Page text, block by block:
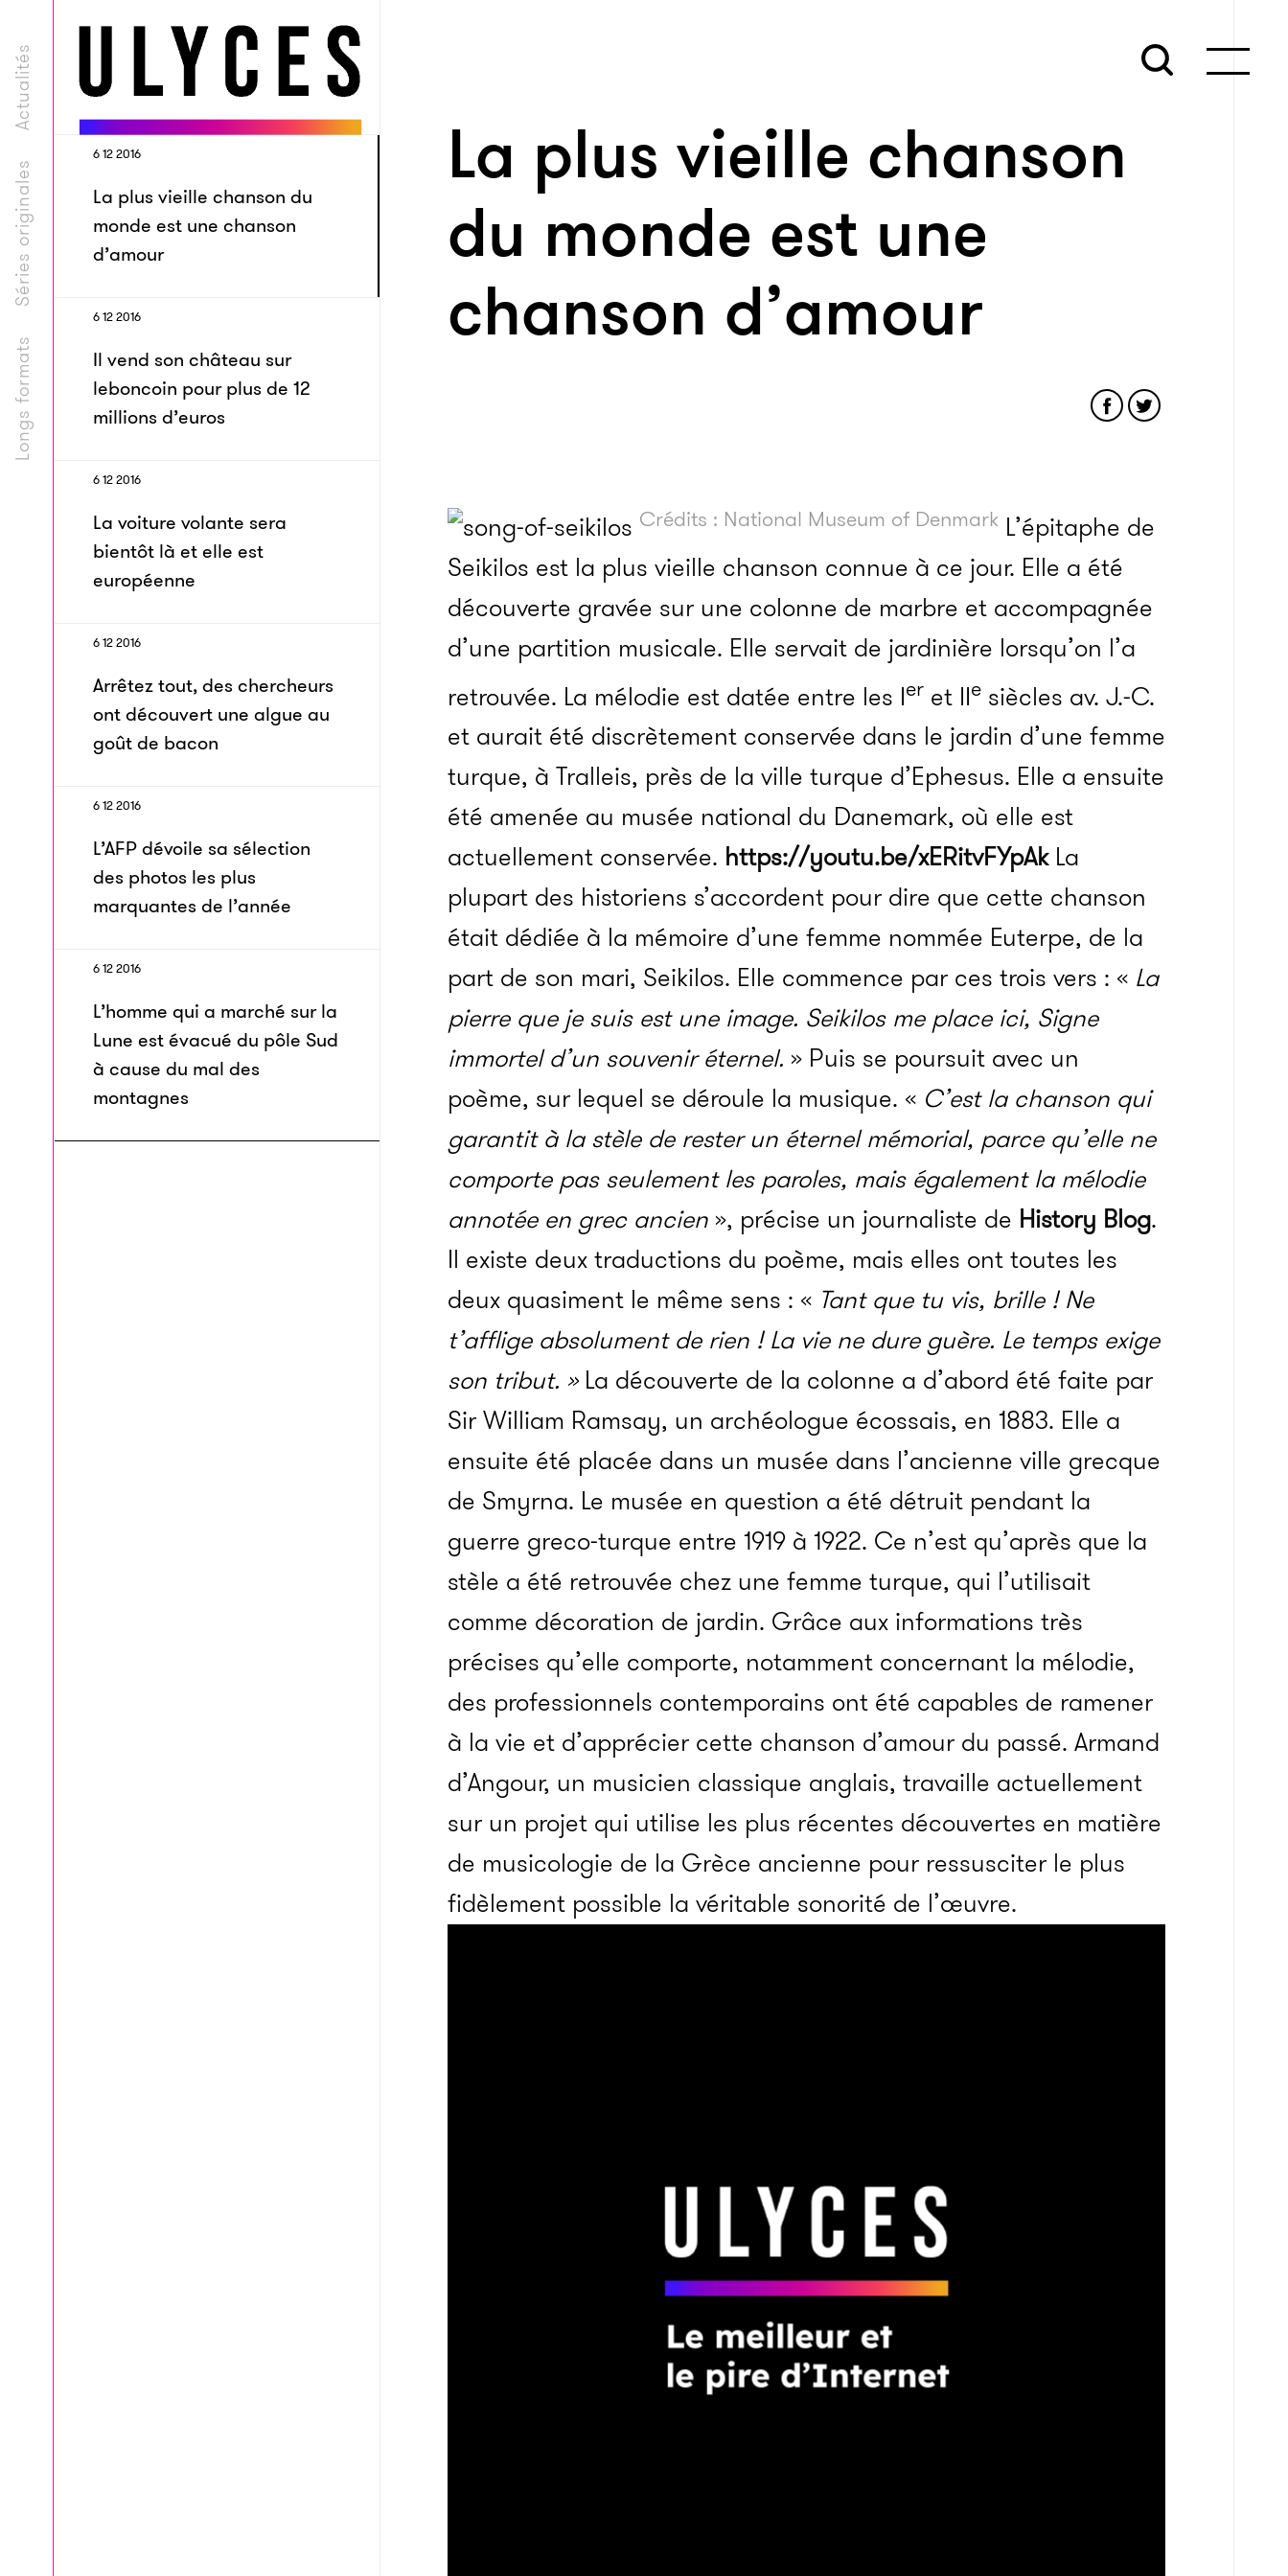
Longs formats
Séries originales
Actualités
6 12 2016
La plus vieille chanson du
monde est une chanson
d’amour
6 12 2016
Il vend son château sur
leboncoin pour plus de 12
millions d’euros
6 12 2016
La voiture volante sera
bientôt là et elle est
européenne
6 12 2016
Arrêtez tout, des chercheurs
ont découvert une algue au
goût de bacon
6 12 2016
L’AFP dévoile sa sélection
des photos les plus
marquantes de l’année
6 12 2016
L’homme qui a marché sur la
Lune est évacué du pôle Sud
à cause du mal des
montagnes
La plus vieille chanson
du monde est une
chanson d’amour
Crédits : National Museum of Denmark L’épitaphe de
Seikilos est la plus vieille chanson connue à ce jour. Elle a été
découverte gravée sur une colonne de marbre et accompagnée
d’une partition musicale. Elle servait de jardinière lorsqu’on l’a
retrouvée. La mélodie est datée entre les Ier et IIe siècles av. J.-C.
et aurait été discrètement conservée dans le jardin d’une femme
turque, à Tralleis, près de la ville turque d’Ephesus. Elle a ensuite
été amenée au musée national du Danemark, où elle est
actuellement conservée. https://youtu.be/xERitvFYpAkLa
plupart des historiens s’accordent pour dire que cette chanson
était dédiée à la mémoire d’une femme nommée Euterpe, de la
part de son mari, Seikilos. Elle commence par ces trois vers : « La
pierre que je suis est une image. Seikilos me place ici, Signe
immortel d’un souvenir éternel. » Puis se poursuit avec un
poème, sur lequel se déroule la musique. « C’est la chanson qui
garantit à la stèle de rester un éternel mémorial, parce qu’elle ne
comporte pas seulement les paroles, mais également la mélodie
annotée en grec ancien », précise un journaliste de History Blog.
Il existe deux traductions du poème, mais elles ont toutes les
deux quasiment le même sens : « Tant que tu vis, brille ! Ne
t’afflige absolument de rien ! La vie ne dure guère. Le temps exige
son tribut. »La découverte de la colonne a d’abord été faite par
Sir William Ramsay, un archéologue écossais, en 1883. Elle a
ensuite été placée dans un musée dans l’ancienne ville grecque
de Smyrna. Le musée en question a été détruit pendant la
guerre greco-turque entre 1919 à 1922. Ce n’est qu’après que la
stèle a été retrouvée chez une femme turque, qui l’utilisait
comme décoration de jardin. Grâce aux informations très
précises qu’elle comporte, notamment concernant la mélodie,
des professionnels contemporains ont été capables de ramener
à la vie et d’apprécier cette chanson d’amour du passé. Armand
d’Angour, un musicien classique anglais, travaille actuellement
sur un projet qui utilise les plus récentes découvertes en matière
de musicologie de la Grèce ancienne pour ressusciter le plus
fidèlement possible la véritable sonorité de l’œuvre.